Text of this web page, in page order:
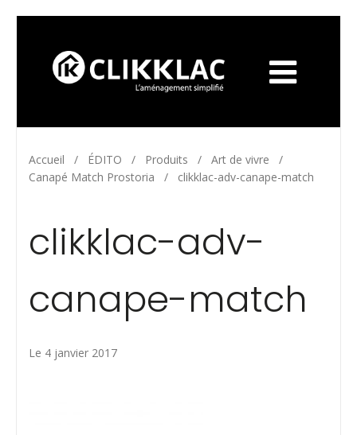
Accueil / ÉDITO / Produits / Art de vivre /
Canapé Match Prostoria / clikklac-adv-canape-match
clikklac-adv-
canape-match
Le 4 janvier 2017